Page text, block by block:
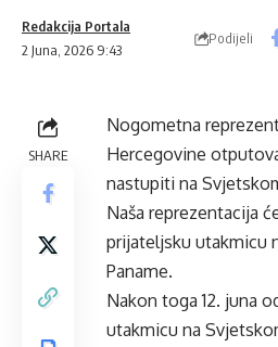
2 Juna, 2026 9:43
Redakcija Portala
Podijeli
SHARE
Nogometna
Hercegovine
nastupiti na
Naša reprezentacija
prijateljsku utakmicu
Paname.
Nakon toga 12. juna
utakmicu na